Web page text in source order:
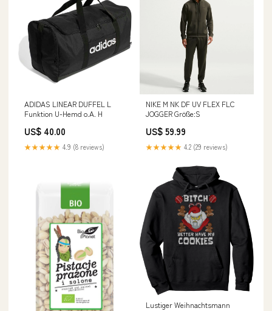
ADIDAS LINEAR DUFFEL L
Funktion U-Hemd o.A. H
US$ 40.00
★★★★★ 4.9 (8 reviews)
NIKE M NK DF UV FLEX FLC
JOGGER Größe:S
US$ 59.99
★★★★★ 4.2 (29 reviews)
Lustiger Weihnachtsmann